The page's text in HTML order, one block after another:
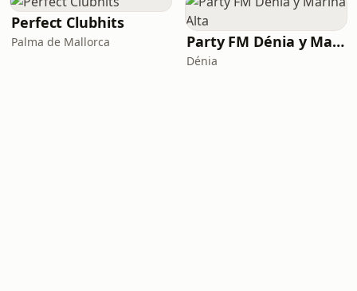
Perfect Clubhits
Palma de Mallorca Party FM Dénia y Marina Alta
Dénia